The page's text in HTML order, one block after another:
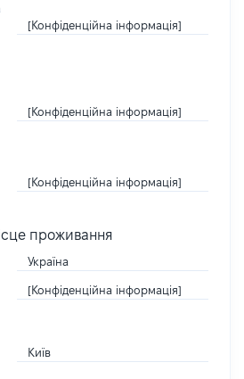
[Конфіденційна інформація]
[Конфіденційна інформація]
[Конфіденційна інформація]
проживання
Україна
[Конфіденційна інформація]
Київ